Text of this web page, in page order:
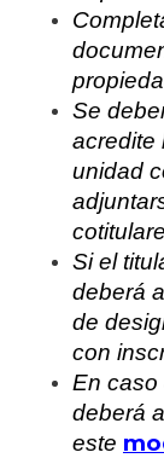
Se
acredite
unidad
Si el
deberá
de
con
En caso
deberá
este